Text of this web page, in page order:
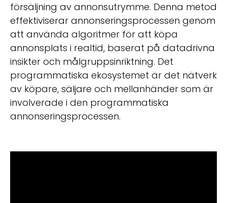
försäljning av annonsutrymme. Denna metod
effektiviserar annonseringsprocessen genom
att använda algoritmer för att köpa
annonsplats i realtid, baserat på datadrivna
insikter och målgruppsinriktning. Det
programmatiska ekosystemet är det nätverk
av köpare, säljare och mellanhänder som är
involverade i den programmatiska
annonseringsprocessen.